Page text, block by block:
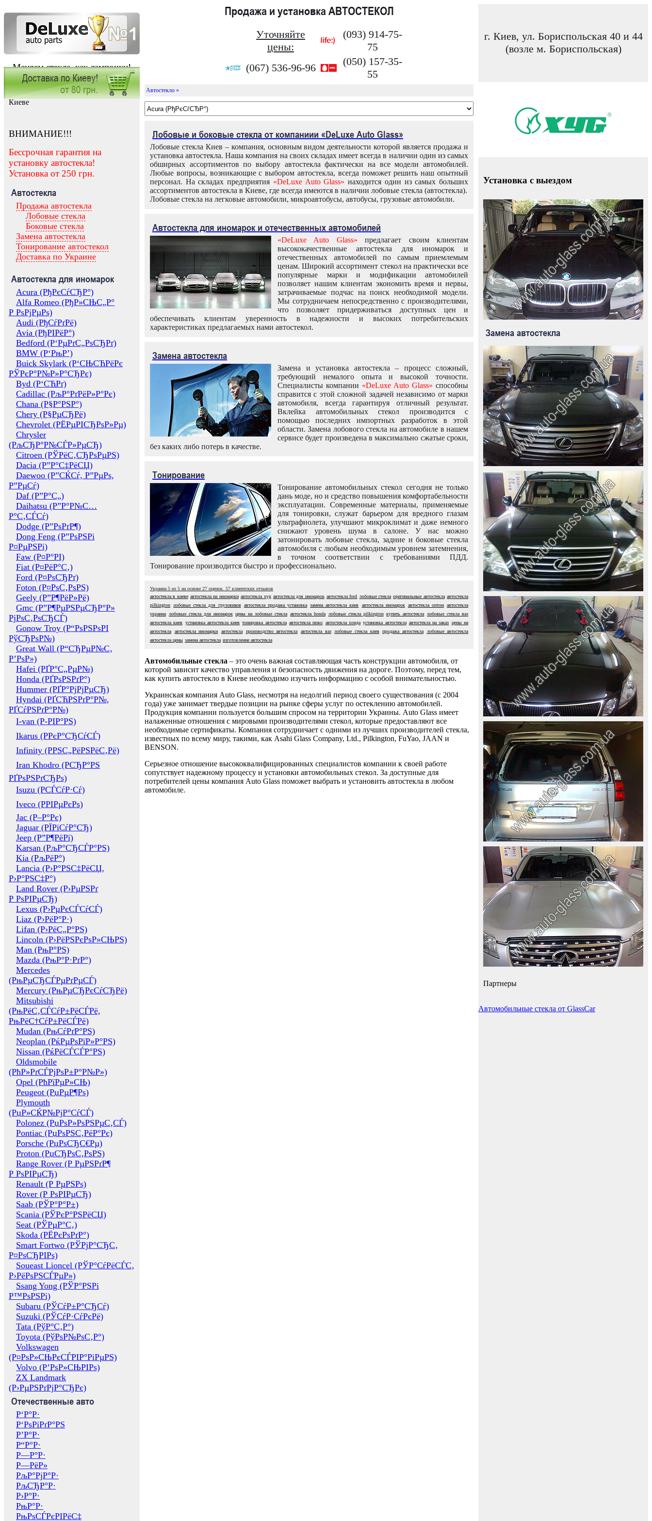
Меняем стекла, как лампочки!
Продажа и установка АВТОСТЕКОЛ
Уточняйте
цены:
(093) 914-75-
75
(067) 536-96-96
(050) 157-35-
55
г. Киев, ул. Бориспольская 40 и 44
(возле м. Бориспольская)
Заказать установку автостекла в
Киеве
ВНИМАНИЕ!!!
Бессрочная гарантия на
установку автостекла!
Установка от 250 грн.
Автостекла
Продажа автостекла
Лобовые стекла
Боковые стекла
Замена автостекла
Тонирование автостекол
Доставка по Украине
Автостекла для иномарок
Acura (РђРєСѓСЂР°)
Alfa Romeo (РђР»СЊС„Р°
Р РѕРјРµРѕ)
Audi (РђСѓРґРё)
Avia (РђРІРёР°)
Bedford (Р‘РµРґС„РѕСЂРґ)
BMW (Р‘РњР’)
Buick Skylark (Р‘СЊСЋРёРє
РЎРєР°Р№Р»Р°СЂРє)
Byd (Р‘СЋРґ)
Cadillac (РљР°РґРёР»Р°Рє)
Chana (Р§Р°РЅР°)
Chery (Р§РµСЂРё)
Chevrolet (РЁРµРІСЂРѕР»Рµ)
Chrysler
(РљСЂР°Р№СЃР»РµСЂ)
Citroen (РЎРёС‚СЂРѕРµРЅ)
Dacia (Р”Р°С‡РёСЏ)
Daewoo (Р”СЌСѓ, Р”РµРѕ,
Р”РµСѓ)
Daf (Р”Р°С„)
Daihatsu (Р”Р°Р№С…
Р°С‚СЃСѓ)
Dodge (Р”РѕРґР¶)
Dong Feng (Р”РѕРЅРі
Р¤РµРЅРі)
Faw (Р¤Р°РІ)
Fiat (Р¤РёР°С‚)
Ford (Р¤РѕСЂРґ)
Foton (Р¤РѕС‚РѕРЅ)
Geely (Р”Р¶РёР»Рё)
Gmc (Р”Р¶РµРЅРµСЂР°Р»
РјРѕС‚РѕСЂСЃ)
Gonow Troy (Р“РѕРЅРѕРІ
РўСЂРѕР№)
Great Wall (Р“СЂРµР№С‚
Р’РѕР»)
Hafei (РҐР°С„РµР№)
Honda (РҐРѕРЅРґР°)
Hummer (РҐР°РјРјРµСЂ)
Hyndai (РҐСЋРЅРґР°Р№,
РҐСѓРЅРґР°Р№)
I-van (Р-РІР°РЅ)
Ikarus (РРєР°СЂСѓСЃ)
Infinity (РРЅС„РёРЅРёС‚Рё)
Iran Khodro (РСЂР°РЅ
РҐРѕРЅРґСЂРѕ)
Isuzu (РСЃСѓР·Сѓ)
Iveco (РРІРµРєРѕ)
Jac (Р–Р°Рє)
Jaguar (РЇРіСѓР°СЂ)
Jeep (Р”Р¶РёРї)
Karsan (РљР°СЂСЃР°РЅ)
Kia (РљРёР°)
Lancia (Р›Р°РЅС‡РёСЏ,
Р›Р°РЅС‡Р°)
Land Rover (Р›РµРЅРґ
Р РѕРІРµСЂ)
Lexus (Р›РµРєСЃСѓСЃ)
Liaz (Р›РёР°Р·)
Lifan (Р›РёС„Р°РЅ)
Lincoln (Р›РёРЅРєРѕР»СЊРЅ)
Man (РњР°РЅ)
Mazda (РњР°Р·РґР°)
Mercedes
(РњРµСЂСЃРµРґРµСЃ)
Mercury (РњРµСЂРєСѓСЂРё)
Mitsubishi
(РњРёС‚СЃСѓР±РёСЃРё,
РњРёС†СѓР±РёСЃРё)
Mudan (РњСѓРґР°РЅ)
Neoplan (РќРµРѕРїР»Р°РЅ)
Nissan (РќРёСЃСЃР°РЅ)
Oldsmobile
(РћР»РґСЃРјРѕР±Р°Р№Р»)
Opel (РћРїРµР»СЊ)
Peugeot (РџРµР¶Рѕ)
Plymouth
(РџР»СЌР№РјР°СѓСЃ)
Polonez (РџРѕР»РѕРЅРµС‚СЃ)
Pontiac (РџРѕРЅС‚РёР°Рє)
Porsche (РџРѕСЂС€Рµ)
Proton (РџСЂРѕС‚РѕРЅ)
Range Rover (Р РµРЅРґР¶
Р РѕРІРµСЂ)
Renault (Р РµРЅРѕ)
Rover (Р РѕРІРµСЂ)
Saab (РЎР°Р°Р±)
Scania (РЎРєР°РЅРёСЏ)
Seat (РЎРµР°С‚)
Skoda (РЁРєРѕРґР°)
Smart Fortwo (РЎРјР°СЂС‚
Р¤РѕСЂРІРѕ)
Soueast Lioncel (РЎР°СѓРёСЃС‚
Р›РёРѕРЅСЃРµР»)
Ssang Yong (РЎР°РЅРі
Р™РѕРЅРі)
Subaru (РЎСѓР±Р°СЂСѓ)
Suzuki (РЎСѓР·СѓРєРё)
Tata (РўР°С‚Р°)
Toyota (РўРѕР№РѕС‚Р°)
Volkswagen
(Р¤РѕР»СЊРєСЃРІР°РіРµРЅ)
Volvo (Р’РѕР»СЊРІРѕ)
ZX Landmark
(Р›РµРЅРґРјР°СЂРє)
Отечественные авто
Р‘Р°Р·
Р‘РѕРіРґР°РЅ
Р’Р°Р·
Р“Р°Р·
Р—Р°Р·
Р—РёР»
РљР°РјР°Р·
РљСЂР°Р·
Р›Р°Р·
РњР°Р·
РњРѕСЃРєРІРёС‡
Автостекло »
Лобовые и боковые стекла от компаниии «DeLuxe Auto Glass»
Лобовые стекла Киев – компания, основным видом деятельности которой является продажа и
установка автостекла. Наша компания на своих складах имеет всегда в наличии один из самых
обширных ассортиментов по выбору автостекла фактически на все модели автомобилей.
Любые вопросы, возникающие с выбором автостекла, всегда поможет решить наш опытный
персонал. На складах предприятия «DeLuxe Auto Glass» находится один из самых больших
ассортиментов автостекла в Киеве, где всегда имеются в наличии лобовые стекла (автостекла).
Лобовые стекла на легковые автомобили, микроавтобусы, автобусы, грузовые автомобили.
Автостекла для иномарок и отечественных автомобилей
«DeLuxe Auto Glass» предлагает своим клиентам
высококачественные автостекла для иномарок и
отечественных автомобилей по самым приемлемым
ценам. Широкий ассортимент стекол на практически все
популярные марки и модификации автомобилей
позволяет нашим клиентам экономить время и нервы,
затрачиваемые подчас на поиск необходимой модели.
Мы сотрудничаем непосредственно с производителями,
что позволяет придерживаться доступных цен и
обеспечивать клиентам уверенность в надежности и высоких потребительских
характеристиках предлагаемых нами автостекол.
Замена автостекла
Замена и установка автостекла – процесс сложный,
требующий немалого опыта и высокой точности.
Специалисты компании «DeLuxe Auto Glass» способны
справится с этой сложной задачей независимо от марки
автомобиля, всегда гарантируя отличный результат.
Вклейка автомобильных стекол производится с
помощью последних импортных разработок в этой
области. Замена лобового стекла на автомобиле в нашем
сервисе будет произведена в максимально сжатые сроки,
без каких либо потерь в качестве.
Тонирование
Тонирование автомобильных стекол сегодня не только
дань моде, но и средство повышения комфортабельности
эксплуатации. Современные материалы, применяемые
для тонировки, служат барьером для вредного глазам
ультрафиолета, улучшают микроклимат и даже немного
снижают уровень шума в салоне. У нас можно
затонировать лобовые стекла, задние и боковые стекла
автомобиля с любым необходимым уровнем затемнения,
в точном соответствии с требованиями ПДД.
Тонирование производится быстро и профессионально.
Украина 5 из 5 на основе 27 оценок. 57 клиентских отзывов
автостекла в киеве автостекла на иномарки автостекла xyg автостекла для иномарок автостекла ford лобовые стекла оригинальные автостекла автостекла
pilkington
лобовые стекла для грузовиков автостекла продажа установка замена автостекла киев автостекла иномарок автостекла оптом автостекла
украина
лобовые стекла для иномарок цены на лобовые стекла автостекла honda лобовые стекла pilkington купить автостекла
лобовые стекла ваз
автостекла киев установка автостекла киев тонировка автостекла автостекла пежо автостекла хонда установка автостекла автостекла на заказ цены на
автостекла
автостекла иномарки автостекла производство автостекла автостекла ваз лобовые стекла киев продажа автостекла
лобовые автостекла
автостекла цены замена автостекла изготовление автостекла
Автомобильные стекла – это очень важная составляющая часть конструкции автомобиля, от
которой зависит качество управления и безопасность движения на дороге. Поэтому, перед тем,
как купить автостекло в Киеве необходимо изучить информацию с особой внимательностью.
Украинская компания Auto Glass, несмотря на недолгий период своего существования (с 2004
года) уже занимает твердые позиции на рынке сферы услуг по остеклению автомобилей.
Продукция компании пользуется большим спросом на территории Украины. Auto Glass имеет
налаженные отношения с мировыми производителями стекол, которые предоставляют все
необходимые сертификаты. Компания сотрудничает с одними из лучших производителей стекла,
известных по всему миру, такими, как Asahi Glass Company, Ltd., Pilkington, FuYao, JAAN и
BENSON.
Серьезное отношение высококвалифицированных специалистов компании к своей работе
сопутствует надежному процессу и установки автомобильных стекол. За доступные для
потребителей цены компания Auto Glass поможет выбрать и установить автостекла в любом
автомобиле.
Установка с выездом
Замена автостекла
Партнеры
Автомобильные стекла от GlassCar